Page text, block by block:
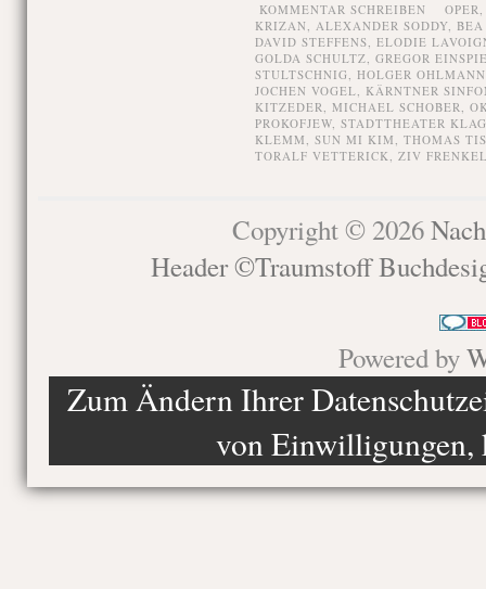
KOMMENTAR SCHREIBEN
KRIZAN, ALEXANDER SODDY,
DAVID STEFFENS, ELODIE
GOLDA SCHULTZ, GREGOR
STULTSCHNIG, HOLGER OHLMANN
JOCHEN VOGEL, KÄRNTNER
KITZEDER, MICHAEL SCHOBER,
PROKOFJEW, STADTTHEATER
KLEMM, SUN MI KIM, THOMAS
TORALF VETTERICK, ZIV
Copyright © 2026
Header ©Traumstoff
Powered by
Zum Ändern Ihrer
von